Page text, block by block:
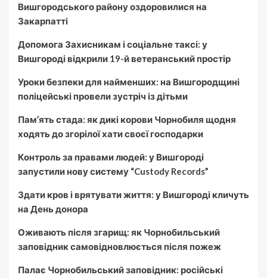
Вишгородського району оздоровилися на
Закарпатті
Допомога Захисникам і соціальне таксі: у
Вишгороді відкрили 19-й ветеранський простір
Уроки безпеки для найменших: на Вишгородщині
поліцейські провели зустріч із дітьми
Пам’ять стада: як дикі корови Чорнобиля щодня
ходять до згорілої хати своєї господарки
Контроль за правами людей: у Вишгороді
запустили нову систему “Custody Records”
Здати кров і врятувати життя: у Вишгороді кличуть
на День донора
Оживають після згарищ: як Чорнобильський
заповідник самовідновлюється після пожеж
Палає Чорнобильський заповідник: російські